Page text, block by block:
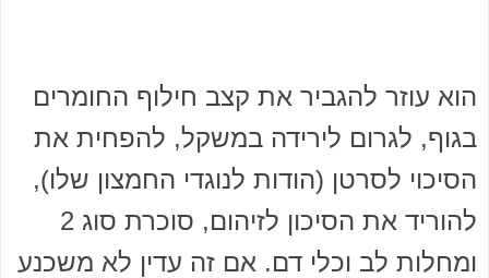
הוא עוזר להגביר את קצב חילוף החומרים
בגוף, לגרום לירידה במשקל, להפחית את
הסיכוי לסרטן (הודות לנוגדי החמצון שלו),
להוריד את הסיכון לזיהום, סוכרת סוג 2
ומחלות לב וכלי דם. אם זה עדין לא משכנע